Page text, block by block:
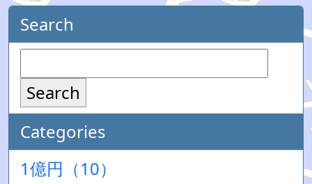
Search
Search
Categories
1億円（10）